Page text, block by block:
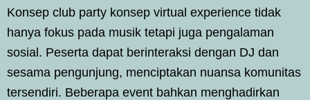
Konsep club party konsep virtual experience tidak
hanya fokus pada musik tetapi juga pengalaman
sosial. Peserta dapat berinteraksi dengan DJ dan
sesama pengunjung, menciptakan nuansa komunitas
tersendiri. Beberapa event bahkan menghadirkan